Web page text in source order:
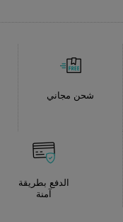
شحن مجاني
الدفع بطريقة
آمنة